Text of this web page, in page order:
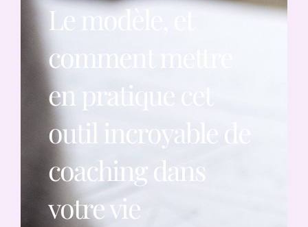
Le modèle, et
comment mettre
en pratique cet
outil incroyable de
coaching dans
votre vie